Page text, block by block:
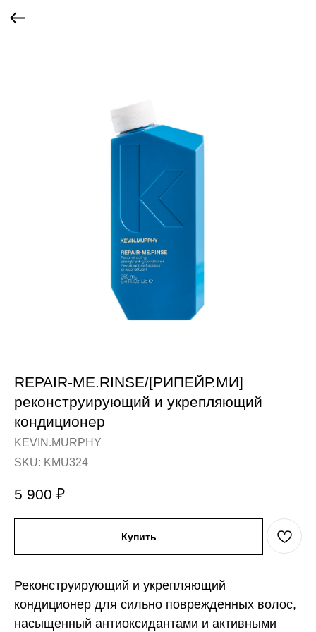
REPAIR-ME.RINSE/[РИПЕЙР.МИ]
реконструирующий и укрепляющий
кондиционер
KEVIN.MURPHY
SKU: KMU324
5 900 ₽
Купить
Реконструирующий и укрепляющий
кондиционер для сильно поврежденных волос,
насыщенный антиоксидантами и активными